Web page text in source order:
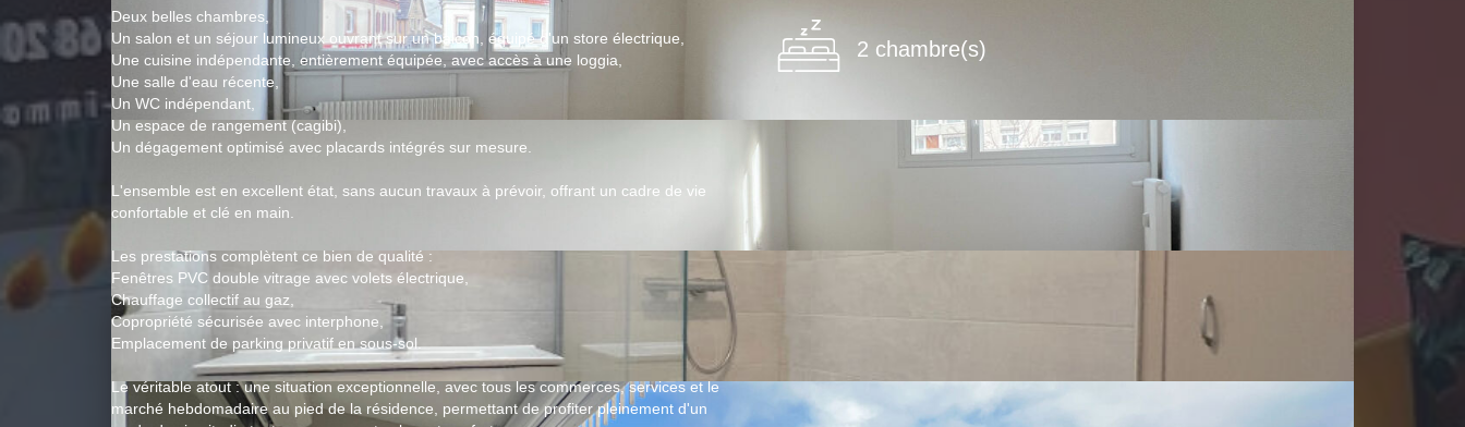
Deux belles chambres,
Un salon et un séjour lumineux ouvrant sur un balcon, équipé d'un store électrique,
Une cuisine indépendante, entièrement équipée, avec accès à une loggia,
Une salle d'eau récente,
Un WC indépendant,
Un espace de rangement (cagibi),
Un dégagement optimisé avec placards intégrés sur mesure.
L'ensemble est en excellent état, sans aucun travaux à prévoir, offrant un cadre de vie
confortable et clé en main.
Les prestations complètent ce bien de qualité :
Fenêtres PVC double vitrage avec volets électrique,
Chauffage collectif au gaz,
Copropriété sécurisée avec interphone,
Emplacement de parking privatif en sous-sol.
Le véritable atout : une situation exceptionnelle, avec tous les commerces, services et le
marché hebdomadaire au pied de la résidence, permettant de profiter pleinement d'un
2 chambre(s)
Ce bien est soumis à un diagnostic ERP (État des Risques et Pollutions). Pour en savoir